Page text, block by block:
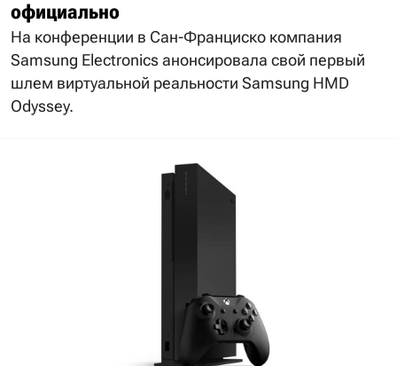
официально
На конференции в Сан-Франциско компания
Samsung Electronics анонсировала свой первый
шлем виртуальной реальности Samsung HMD
Odyssey.